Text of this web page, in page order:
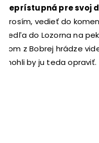
neprístupná pre svoj
prosím, vedieť do
vedľa do Lozorna na
som z Bobrej hrádze
mohli by ju teda opraviť.